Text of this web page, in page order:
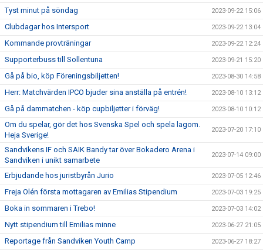
Tyst minut på söndag 2023-09-22 15:06
Clubdagar hos Intersport 2023-09-22 13:04
Kommande provträningar 2023-09-22 12:24
Supporterbuss till Sollentuna 2023-09-21 15:20
Gå på bio, köp Föreningsbiljetten! 2023-08-30 14:58
Herr: Matchvärden IPCO bjuder sina anställa på entrén! 2023-08-10 13:12
Gå på dammatchen - köp cupbiljetter i förväg! 2023-08-10 10:12
Om du spelar, gör det hos Svenska Spel och spela lagom.
Heja Sverige!
2023-07-20 17:10
Sandvikens IF och SAIK Bandy tar över Bokadero Arena i
Sandviken i unikt samarbete
2023-07-14 09:00
Erbjudande hos juristbyrån Jurio 2023-07-05 12:46
Freja Olén första mottagaren av Emilias Stipendium 2023-07-03 19:25
Boka in sommaren i Trebo! 2023-07-03 14:02
Nytt stipendium till Emilias minne 2023-06-27 21:05
Reportage från Sandviken Youth Camp 2023-06-27 18:27